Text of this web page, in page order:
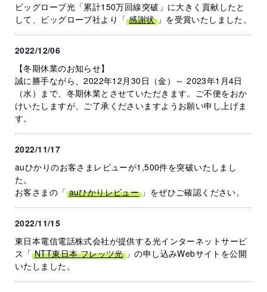
ビッグローブ光「累計150万回線突破」に大きく貢献したと
して、ビッグローブ社より「 感謝状 」を受賞いたしました。
2022/12/06
【冬期休業のお知らせ】
誠に勝手ながら、2022年12月30日（金）～ 2023年1月4日
（水）まで、冬期休業とさせていただきます。ご不便をおか
けいたしますが、ご了承くださいますようお願い申し上げま
す。
2022/11/17
auひかりのお客さまレビューが1,500件を突破いたしまし
た。
お客さまの「 auひかりレビュー 」をぜひご確認ください。
2022/11/15
東日本電信電話株式会社が提供する光インターネットサービ
ス「
NTT東日本 フレッツ光 」の申し込みWebサイトを公開
いたしました。